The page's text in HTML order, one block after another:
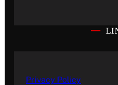
Privacy Policy